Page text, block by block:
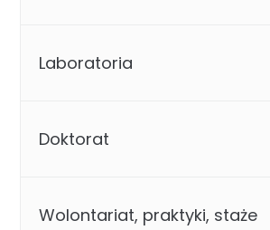
Laboratoria
Doktorat
Wolontariat, praktyki, staże